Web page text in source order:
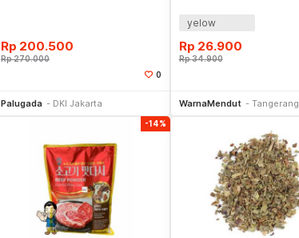
Rp 200.500
Rp270.000
0
Palugada DKI Jakarta
yelow
Rp 26.900
Rp34.900
WarnaMendut Tangerang
-14%